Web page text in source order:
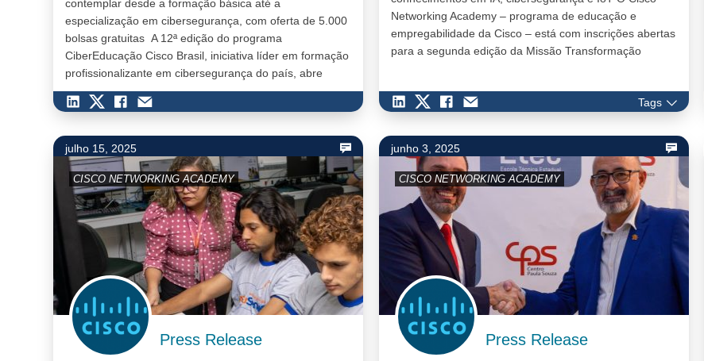
contemplar desde a formação básica até a
especialização em cibersegurança, com oferta de 5.000
bolsas gratuitas A 12ª edição do programa
CiberEducação Cisco Brasil, iniciativa líder em formação
profissionalizante em cibersegurança do país, abre
inscrições gratuitas até o dia 29 de março. Para se
insc…
Networking Academy – programa de educação e
empregabilidade da Cisco – está com inscrições abertas
para a segunda edição da Missão Transformação
Tags
julho 15, 2025
CISCO NETWORKING ACADEMY
Press Release
junho 3, 2025
CISCO NETWORKING ACADEMY
Press Release